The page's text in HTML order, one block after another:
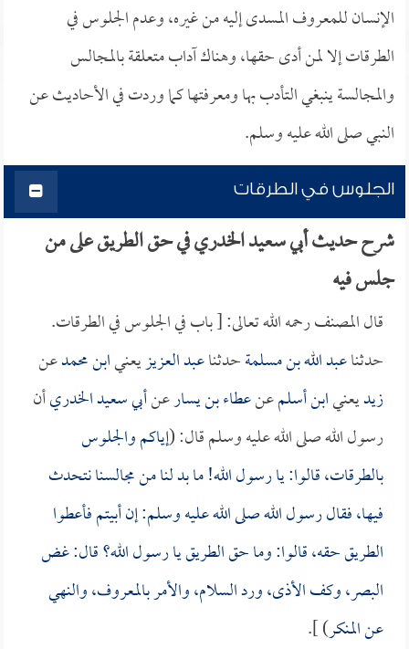
الإنسان للمعروف المسدى إليه من غيره، وعدم الجلوس في
الطرقات إلا لمن أدى حقها، وهناك آداب متعلقة بالمجالس
والمجالسة ينبغي التأدب بها ومعرفتها كما وردت في الأحاديث عن
النبي صلى الله عليه وسلم.
الجلوس في الطرقات
شرح حديث أبي سعيد الخدري في حق الطريق على من
جلس فيه
قال المصنف رحمه الله تعالى: [ باب في الجلوس في الطرقات.
حدثناعبد الله بن مسلمةحدثناعبد العزيزيعنيابن محمدعن
زيديعنيابن أسلمعنعطاء بن يسارعنأبي سعيد الخدريأن
رسول الله صلى الله عليه وسلم قال: (إياكم والجلوس
بالطرقات، قالوا: يا رسول الله! ما بد لنا من مجالسنا نتحدث
فيها، فقال رسول الله صلى الله عليه وسلم: إن أبيتم فأعطوا
الطريق حقه، قالوا: وما حق الطريق يا رسول الله؟ قال: غض
البصر، وكف الأذى، ورد السلام، والأمر بالمعروف، والنهي
عن المنكر) ].